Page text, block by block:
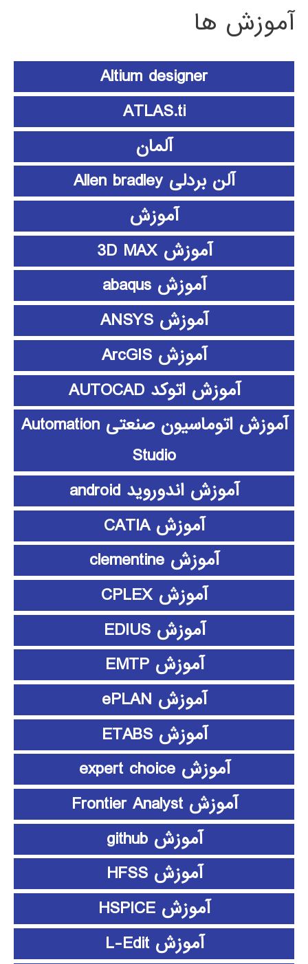
آموزش ها
Altium designer
ATLAS.ti
آلمان
آلن بردلی Allen bradley
آموزش
آموزش 3D MAX
آموزش abaqus
آموزش ANSYS
آموزش ArcGIS
آموزش اتوکد AUTOCAD
آموزش اتوماسیون صنعتی Automation
Studio
آموزش اندوروید android
آموزش CATIA
آموزش clementine
آموزش CPLEX
آموزش EDIUS
آموزش EMTP
آموزش ePLAN
آموزش ETABS
آموزش expert choice
آموزش Frontier Analyst
آموزش github
آموزش HFSS
آموزش HSPICE
آموزش L-Edit